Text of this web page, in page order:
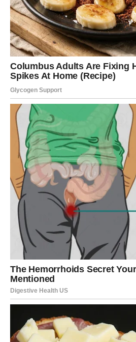
Ovo oslobađanje donosi osećaj
Ovaj proces nije nagao, ali je
ostaje iza njih više nema uticaj na
sada gledaju napred, sa jasnoćom
Vrhunac sudbinskog
Trenutak kada se sve
Sve što se dešavalo u
jednom ključnom trenutku –
smislenu celinu. Blizanci će jasno
Ovaj vrhunac donosi osećaj